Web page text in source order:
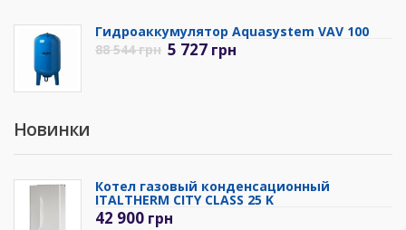
Гидроаккумулятор Aquasystem VAV 100
88 544грн 5 727 грн
Новинки
Котел газовый конденсационный
ITALTHERM CITY CLASS 25 K
42 900 грн